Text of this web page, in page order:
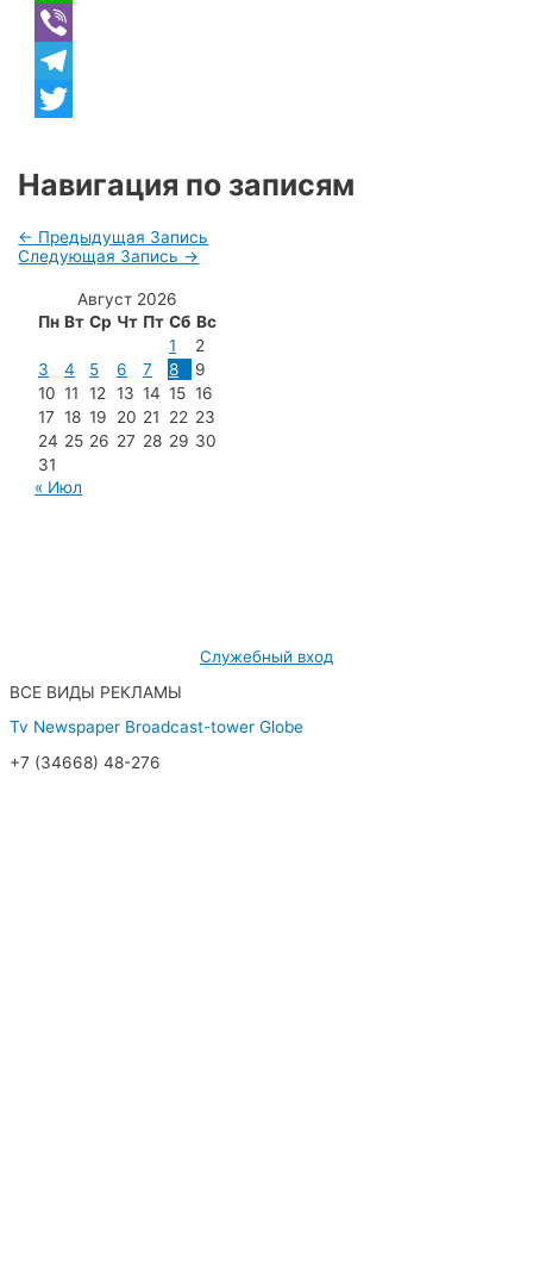
WhatsApp
Viber
Telegram
Навигация по записям
← Предыдущая Запись
Следующая Запись →
Август 2026
Пн Вт Ср Чт Пт Сб Вс
1
2
3
4 5 6 7 8
9
10 11 12 13 14 15 16
17 18 19 20 21 22 23
24 25 26 27 28 29 30
31
« Июл
Служебный вход
ВСЕ ВИДЫ РЕКЛАМЫ
Tv Newspaper Broadcast-tower Globe
+7 (34668) 48-276